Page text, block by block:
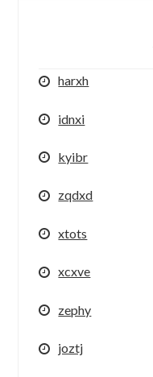
harxh
idnxi
kyibr
zqdxd
xtots
xcxve
zephy
joztj